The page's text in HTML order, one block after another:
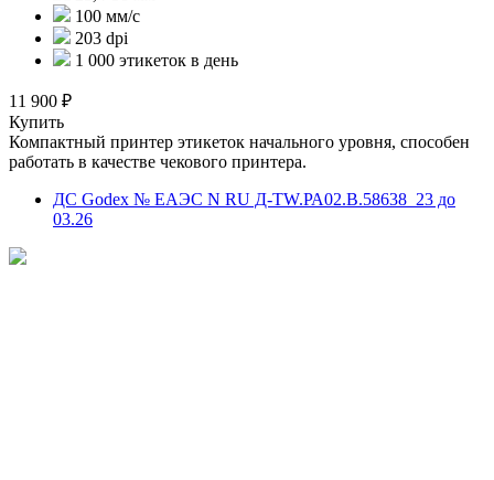
100 мм/с
203 dpi
1 000 этикеток в день
11 900 ₽
Купить
Компактный принтер этикеток начального уровня, способен
работать в качестве чекового принтера.
ДС Godex № ЕАЭС N RU Д-TW.РА02.В.58638_23 до
03.26